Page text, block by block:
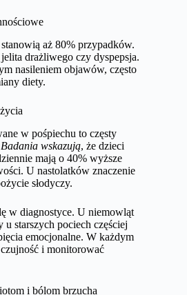
stanowią aż 80% przypadków.
drażliwego czy dyspepsja.
nasileniem objawów, często
diety.
w pośpiechu to częsty
Badania wskazują, że dzieci
mają o 40% wyższe
U nastolatków znaczenie
słodyczy.
w diagnostyce. U niemowląt
starszych pociech częściej
emocjonalne. W każdym
i monitorować
i bólom brzucha